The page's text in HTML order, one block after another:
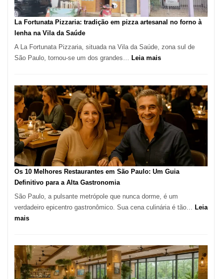
Mais
Icônicos
La Fortunata Pizzaria: tradição em pizza artesanal no forno à
lenha na Vila da Saúde
A La Fortunata Pizzaria, situada na Vila da Saúde, zona sul de
São Paulo, tornou-se um dos grandes… Leia mais:
Pizzaria:
tradição
em
pizza
artesanal
forno
à
Vila
da
Os 10 Melhores Restaurantes em São Paulo: Um Guia
Definitivo para a Alta Gastronomia
São Paulo, a pulsante metrópole que nunca dorme, é um
verdadeiro epicentro gastronômico. Sua cena culinária é tão… Leia
mais:
Melhores
Restaurantes
em